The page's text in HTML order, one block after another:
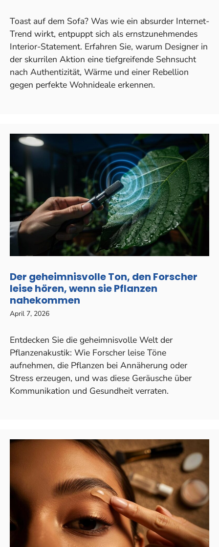
Toast auf dem Sofa? Was wie ein absurder Internet-
Trend wirkt, entpuppt sich als ernstzunehmendes
Interior-Statement. Erfahren Sie, warum Designer in
der skurrilen Aktion eine tiefgreifende Sehnsucht
nach Authentizität, Wärme und einer Rebellion
gegen perfekte Wohnideale erkennen.
Der geheimnisvolle Ton, den Forscher
leise hören, wenn sie Pflanzen
nahekommen
April 7, 2026
Entdecken Sie die geheimnisvolle Welt der
Pflanzenakustik: Wie Forscher leise Töne
aufnehmen, die Pflanzen bei Annäherung oder
Stress erzeugen, und was diese Geräusche über
Kommunikation und Gesundheit verraten.